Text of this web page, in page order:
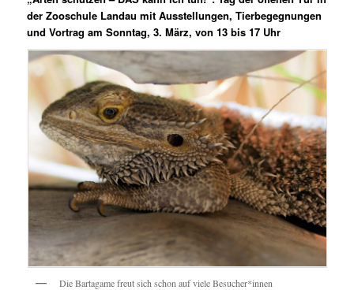
der Zooschule Landau mit Ausstellungen, Tierbegegnungen
und Vortrag am Sonntag, 3. März, von 13 bis 17 Uhr
Die Bartagame freut sich schon auf viele Besucher*innen